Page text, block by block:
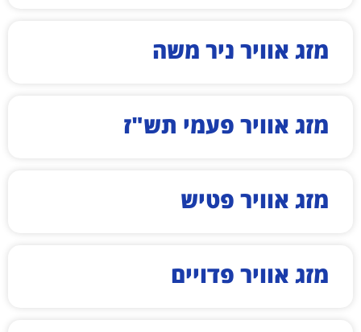
מזג אוויר ניר משה
מזג אוויר פעמי תש"ז
מזג אוויר פטיש
מזג אוויר פדויים